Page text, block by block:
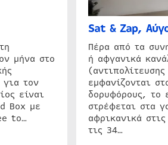
μήνα στο
για τον
είναι
Box με
to…
Sat & Zap,
Πέρα από τα
ή αφγανικά
εμφανίζονται
δορυφόρους, το
στρέφεται στα
αφρικανικά
τις 34…